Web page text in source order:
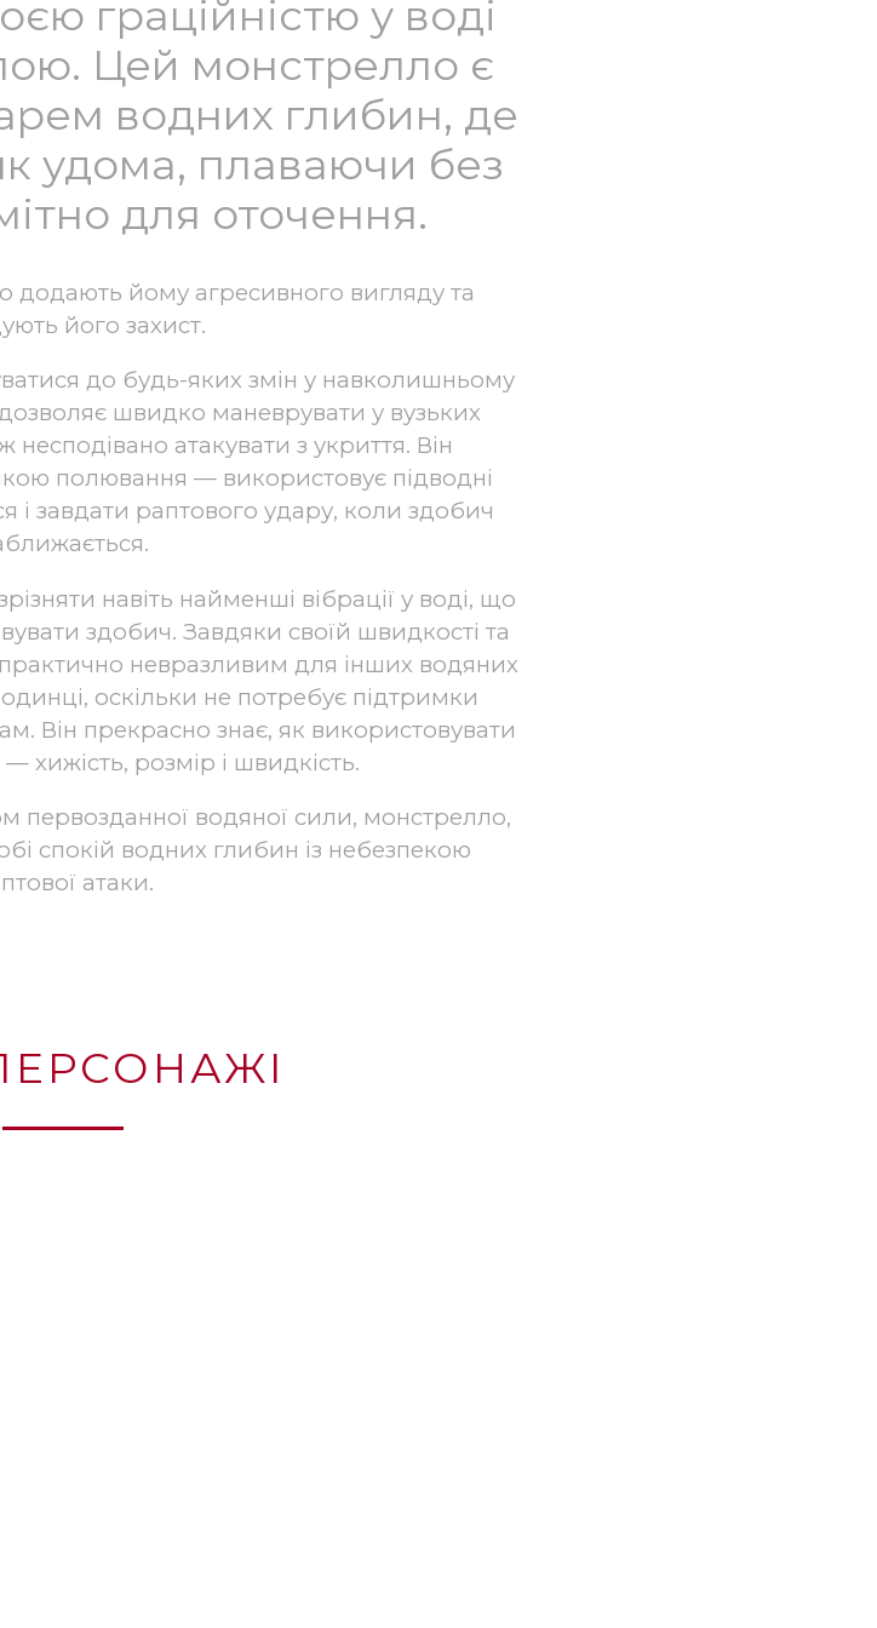
граційністю у воді
Цей монстрелло є
водних глибин, де
удома, плаваючи без
для оточення.
додають йому агресивного вигляду та
його захист.
до будь-яких змін у навколишньому
швидко маневрувати у вузьких
атакувати з укриття. Він
полювання — використовує підводні
і завдати раптового удару, коли здобич
навіть найменші вібрації у воді, що
здобич. Завдяки своїй швидкості та
невразливим для інших водяних
оскільки не потребує підтримки
Він прекрасно знає, як використовувати
хижість, розмір і швидкість.
первозданної водяної сили, монстрелло,
спокій водних глибин із небезпекою
атаки.